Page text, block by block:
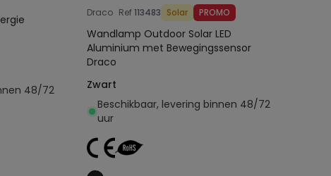
48/72
Draco Ref113483 Solar PROMO
Wandlamp Outdoor Solar LED
Aluminium met Bewegingssensor
Draco
Zwart
Beschikbaar, levering binnen 48/72
uur